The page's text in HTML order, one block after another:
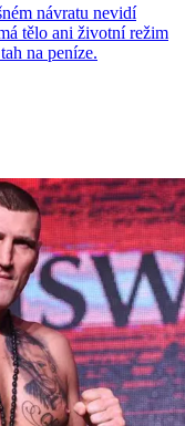
návratu nevidí
tělo ani životní režim
na peníze.